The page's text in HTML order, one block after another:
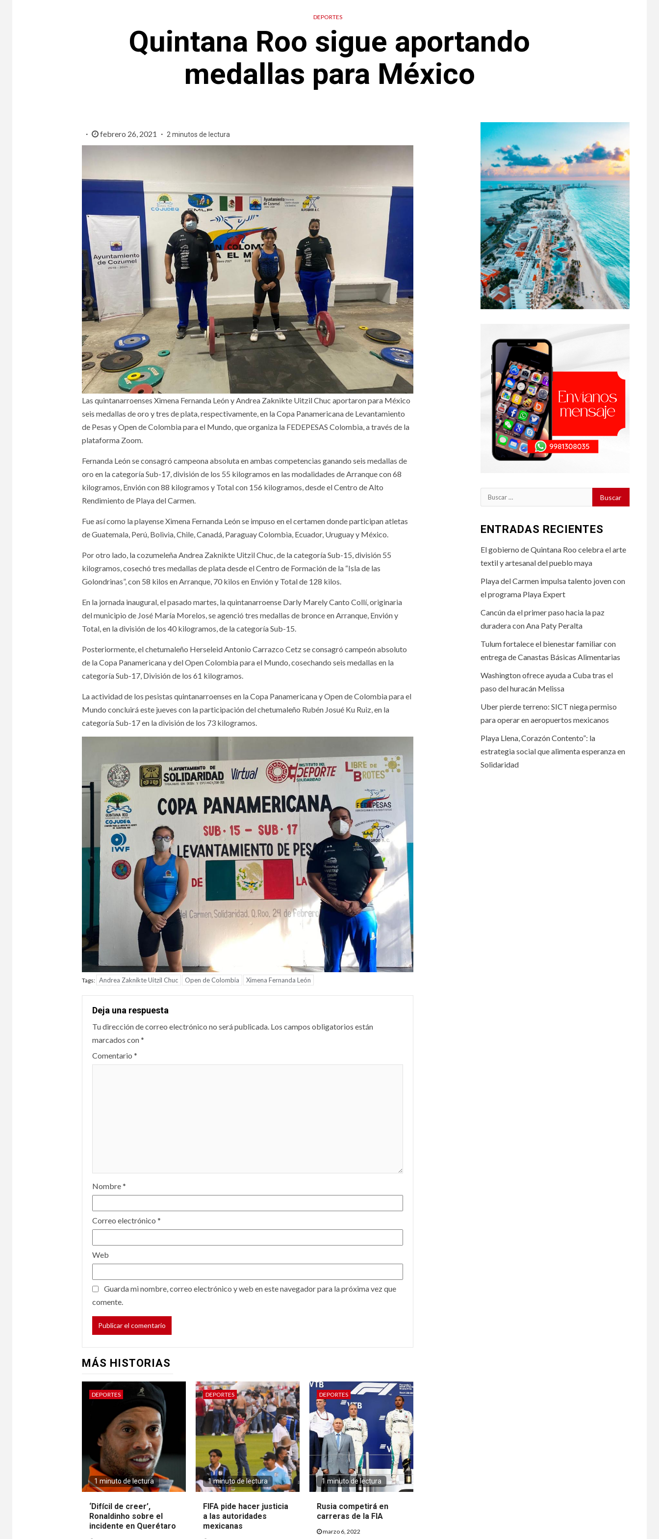
DEPORTES
Quintana Roo sigue aportando
medallas para México
febrero 26, 2021 2 minutos de lectura
Las quintanarroenses Ximena Fernanda León y Andrea Zaknikte Uitzil Chuc aportaron para México
seis medallas de oro y tres de plata, respectivamente, en la Copa Panamericana de Levantamiento
de Pesas y Open de Colombia para el Mundo, que organiza la FEDEPESAS Colombia, a través de la
plataforma Zoom.
Fernanda León se consagró campeona absoluta en ambas competencias ganando seis medallas de
oro en la categoría Sub-17, división de los 55 kilogramos en las modalidades de Arranque con 68
kilogramos, Envión con 88 kilogramos y Total con 156 kilogramos, desde el Centro de Alto
Rendimiento de Playa del Carmen.
Fue así como la playense Ximena Fernanda León se impuso en el certamen donde participan atletas
de Guatemala, Perú, Bolivia, Chile, Canadá, Paraguay Colombia, Ecuador, Uruguay y México.
Por otro lado, la cozumeleña Andrea Zaknikte Uitzil Chuc, de la categoría Sub-15, división 55
kilogramos, cosechó tres medallas de plata desde el Centro de Formación de la “Isla de las
Golondrinas”, con 58 kilos en Arranque, 70 kilos en Envión y Total de 128 kilos.
En la jornada inaugural, el pasado martes, la quintanarroense Darly Marely Canto Collí, originaria
del municipio de José María Morelos, se agenció tres medallas de bronce en Arranque, Envión y
Total, en la división de los 40 kilogramos, de la categoría Sub-15.
Posteriormente, el chetumaleño Herseleid Antonio Carrazco Cetz se consagró campeón absoluto
de la Copa Panamericana y del Open Colombia para el Mundo, cosechando seis medallas en la
categoría Sub-17, División de los 61 kilogramos.
La actividad de los pesistas quintanarroenses en la Copa Panamericana y Open de Colombia para el
Mundo concluirá este jueves con la participación del chetumaleño Rubén Josué Ku Ruiz, en la
categoría Sub-17 en la división de los 73 kilogramos.
Tags: Andrea Zaknikte Uitzil Chuc Open de Colombia Ximena Fernanda León
Deja una respuesta
Tu dirección de correo electrónico no será publicada. Los campos obligatorios están
marcados con*
Comentario *
Nombre*
Correo electrónico *
Web
Guarda mi nombre, correo electrónico y web en este navegador para la próxima vez que
comente.
MÁS HISTORIAS
DEPORTES
1 minuto de lectura
‘Difícil de creer’,
Ronaldinho sobre el
incidente en Querétaro
DEPORTES
1 minuto de lectura
FIFA pide hacer justicia
a las autoridades
mexicanas
DEPORTES
1 minuto de lectura
Rusia competirá en
carreras de la FIA
marzo 6, 2022
Buscar:
ENTRADAS RECIENTES
El gobierno de Quintana Roo celebra el arte
textil y artesanal del pueblo maya
Playa del Carmen impulsa talento joven con
el programa Playa Expert
Cancún da el primer paso hacia la paz
duradera con Ana Paty Peralta
Tulum fortalece el bienestar familiar con
entrega de Canastas Básicas Alimentarias
Washington ofrece ayuda a Cuba tras el
paso del huracán Melissa
Uber pierde terreno: SICT niega permiso
para operar en aeropuertos mexicanos
Playa Llena, Corazón Contento”: la
estrategia social que alimenta esperanza en
Solidaridad